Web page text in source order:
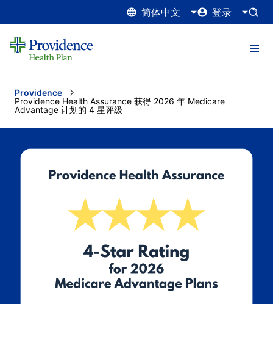
简体中文 登录
Providence
Current:
Providence Health Assurance 获得 2026 年 Medicare
Advantage 计划的 4 星评级